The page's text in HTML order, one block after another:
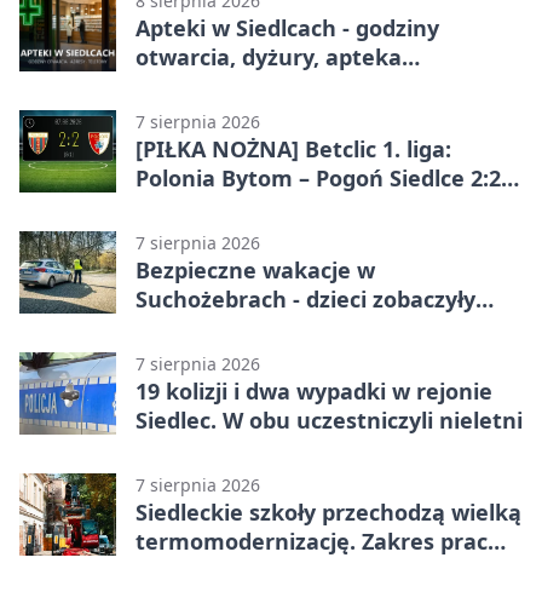
Apteki w Siedlcach - godziny
otwarcia, dyżury, apteka
7 sierpnia 2026
[PIŁKA NOŻNA] Betclic 1. liga:
Polonia Bytom – Pogoń Siedlce 2:2.
emocjonującej końcówce
7 sierpnia 2026
Bezpieczne wakacje w
Suchożebrach - dzieci zobaczyły
7 sierpnia 2026
19 kolizji i dwa wypadki w rejonie
Siedlec. W obu uczestniczyli nieletni
7 sierpnia 2026
Siedleckie szkoły przechodzą wielką
termomodernizację. Zakres prac